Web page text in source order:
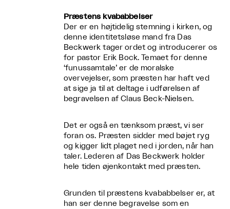
Præstens kvababbelser
Der er en højtidelig stemning i kirken, og
denne identitetsløse mand fra Das
Beckwerk tager ordet og introducerer os
for pastor Erik Bock. Temaet for denne
‘funussamtale’ er de moralske
overvejelser, som præsten har haft ved
at sige ja til at deltage i udførelsen af
begravelsen af Claus Beck-Nielsen.
Det er også en tænksom præst, vi ser
foran os. Præsten sidder med bøjet ryg
og kigger lidt plaget ned i jorden, når han
taler. Lederen af Das Beckwerk holder
hele tiden øjenkontakt med præsten.
Grunden til præstens kvababbelser er, at
han ser denne begravelse som en